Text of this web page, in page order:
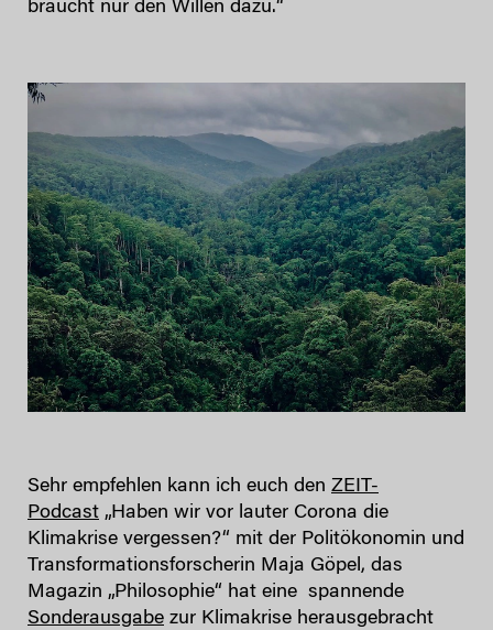
braucht nur den Willen dazu.“
Sehr empfehlen kann ich euch den ZEIT-
Podcast „Haben wir vor lauter Corona die
Klimakrise vergessen?“ mit der Politökonomin und
Transformationsforscherin Maja Göpel, das
Magazin „Philosophie“ hat eine spannende
Sonderausgabe zur Klimakrise herausgebracht